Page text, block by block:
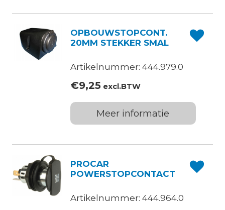
OPBOUWSTOPCONT.
20MM STEKKER SMAL
Artikelnummer: 444.979.0
€9,25excl.BTW
Meer informatie
PROCAR
POWERSTOPCONTACT
Artikelnummer: 444.964.0